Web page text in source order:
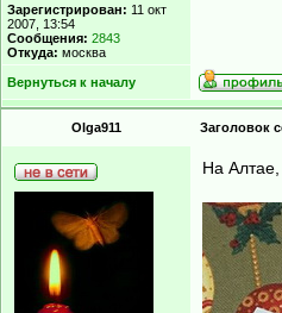
Зарегистрирован: 11 окт
2007, 13:54
Сообщения: 2843
Откуда: москва
Вернуться к началу
Olga911 Заголовок
На